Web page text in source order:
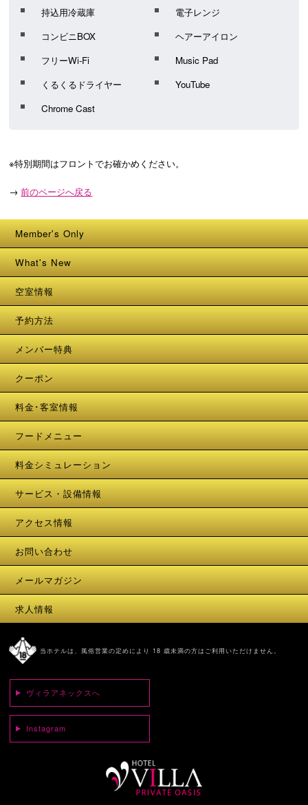
持込用冷蔵庫
電子レンジ
コンビニBOX
ヘアーアイロン
フリーWi-Fi
Music Pad
くるくるドライヤー
YouTube
Chrome Cast
※特別期間はフロントでお確かめください。
→ 前のページへ戻る
Member's Only
What's New
空室情報
予約方法
メンバー特典
クーポン
料金･客室情報
フードメニュー
料金シミュレーション
サービス・設備情報
アクセス情報
お問い合わせ
メールマガジン
求人情報
当ホテルは、風俗営業の定めにより 18 歳未満の方はご利用いただけません。
ヴィラアネックスへ
Instagram